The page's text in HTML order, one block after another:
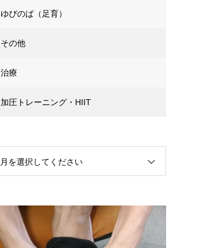
ゆびのば（足育）
その他
治療
加圧トレーニング・HIIT
月を選択してください